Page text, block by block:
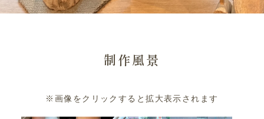
制作風景
※画像をクリックすると拡大表示されます